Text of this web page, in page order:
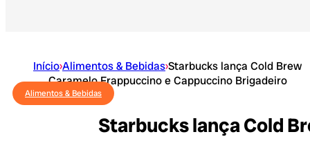
Início›Alimentos & Bebidas›Starbucks lança Cold Brew
Caramelo Frappuccino e Cappuccino Brigadeiro
Alimentos & Bebidas
Starbucks lança Cold